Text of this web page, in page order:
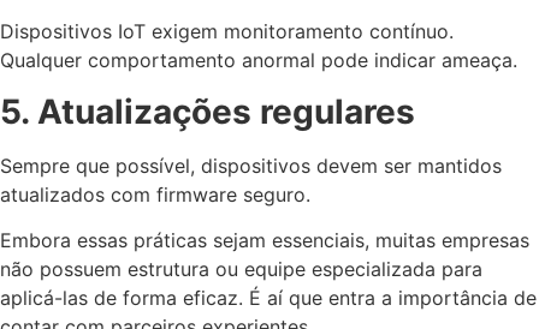
Dispositivos IoT exigem monitoramento contínuo.
Qualquer comportamento anormal pode indicar ameaça.
5. Atualizações regulares
Sempre que possível, dispositivos devem ser mantidos
atualizados com firmware seguro.
Embora essas práticas sejam essenciais, muitas empresas
não possuem estrutura ou equipe especializada para
aplicá-las de forma eficaz. É aí que entra a importância de